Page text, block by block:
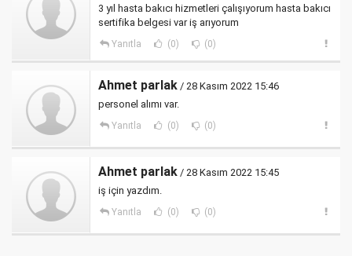
3 yıl hasta bakıcı hizmetleri çalışıyorum hasta bakıcı
sertifika belgesi var iş arıyorum
Yanıtla (0) (0)
Ahmet parlak / 28 Kasım 2022 15:46
personel alımı var.
Yanıtla (0) (0)
Ahmet parlak / 28 Kasım 2022 15:45
iş için yazdım.
Yanıtla (0) (0)